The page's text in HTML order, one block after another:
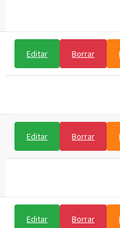
Editar Borrar
Editar Borrar
Editar Borrar